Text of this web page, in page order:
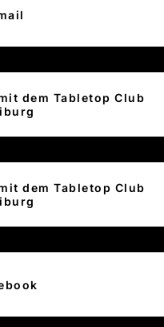
dem Tabletop Club
dem Tabletop Club